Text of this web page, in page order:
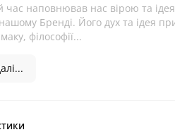
час наповнював нас вірою та
Бренді. Його дух та ідея
філософії...